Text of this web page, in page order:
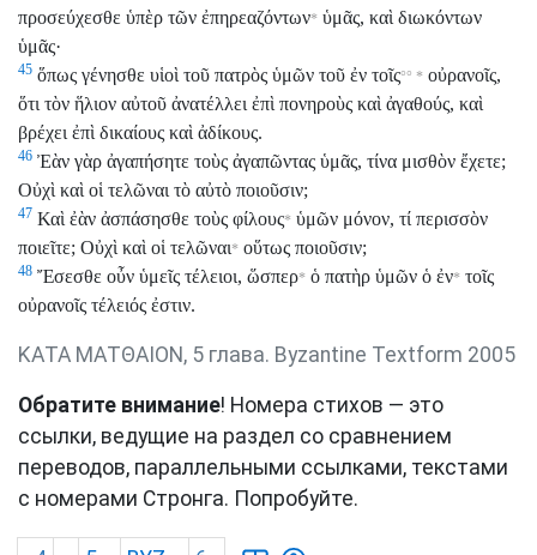
προσεύχεσθε ὑπὲρ τῶν ἐπηρεαζόντων* ὑμᾶς, καὶ διωκόντων
ὑμᾶς·
45 ὅπως γένησθε υἱοὶ τοῦ πατρὸς ὑμῶν τοῦ ἐν τοῖς°° * οὐρανοῖς,
ὅτι τὸν ἥλιον αὐτοῦ ἀνατέλλει ἐπὶ πονηροὺς καὶ ἀγαθούς, καὶ
βρέχει ἐπὶ δικαίους καὶ ἀδίκους.
46 Ἐὰν γὰρ ἀγαπήσητε τοὺς ἀγαπῶντας ὑμᾶς, τίνα μισθὸν ἔχετε;
Οὐχὶ καὶ οἱ τελῶναι τὸ αὐτὸ ποιοῦσιν;
47 Καὶ ἐὰν ἀσπάσησθε τοὺς φίλους* ὑμῶν μόνον, τί περισσὸν
ποιεῖτε; Οὐχὶ καὶ οἱ τελῶναι* οὕτως ποιοῦσιν;
48 Ἔσεσθε οὖν ὑμεῖς τέλειοι, ὥσπερ* ὁ πατὴρ ὑμῶν ὁ ἐν* τοῖς
οὐρανοῖς τέλειός ἐστιν.
ΚΑΤΑ ΜΑΤΘΑΙΟΝ, 5 глава. Byzantine Textform 2005
Обратите внимание! Номера стихов — это
ссылки, ведущие на раздел со сравнением
переводов, параллельными ссылками, текстами
с номерами Стронга. Попробуйте.